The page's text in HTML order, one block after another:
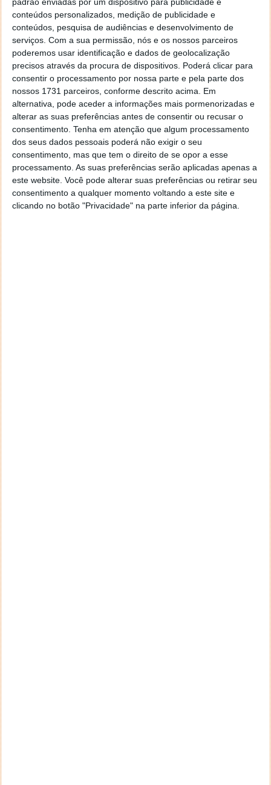
conteúdos personalizados, medição de publicidade e
conteúdos, pesquisa de audiências e desenvolvimento de
serviços. Com a sua permissão, nós e os nossos parceiros
poderemos usar identificação e dados de geolocalização
precisos através da procura de dispositivos. Poderá clicar para
consentir o processamento por nossa parte e pela parte dos
nossos 1731 parceiros, conforme descrito acima. Em
alternativa, pode aceder a informações mais pormenorizadas e
alterar as suas preferências antes de consentir ou recusar o
consentimento. Tenha em atenção que algum processamento
dos seus dados pessoais poderá não exigir o seu
consentimento, mas que tem o direito de se opor a esse
processamento. As suas preferências serão aplicadas apenas a
este website. Você pode alterar suas preferências ou retirar seu
consentimento a qualquer momento voltando a este site e
clicando no botão "Privacidade" na parte inferior da página.